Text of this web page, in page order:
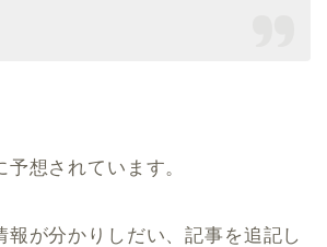
想されています。
報が分かりしだい、記事を追記し